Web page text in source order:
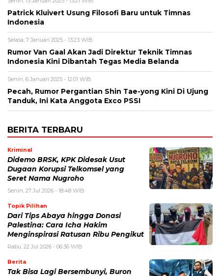
Patrick Kluivert Usung Filosofi Baru untuk Timnas
Indonesia
Selasa, 7 Januari 2025 - 13:23 WIB
Rumor Van Gaal Akan Jadi Direktur Teknik Timnas
Indonesia Kini Dibantah Tegas Media Belanda
Senin, 6 Januari 2025 - 12:01 WIB
Pecah, Rumor Pergantian Shin Tae-yong Kini Di Ujung
Tanduk, Ini Kata Anggota Exco PSSI
BERITA TERBARU
Kriminal
Didemo BRSK, KPK Didesak Usut
Dugaan Korupsi Telkomsel yang
Seret Nama Nugroho
Senin, 27 Jul 2026 - 18:48 WIB
Topik Pilihan
Dari Tips Abaya hingga Donasi
Palestina: Cara Icha Hakim
Menginspirasi Ratusan Ribu Pengikut
Rabu, 22 Jul 2026 - 06:36 WIB
Berita
Tak Bisa Lagi Bersembunyi, Buron